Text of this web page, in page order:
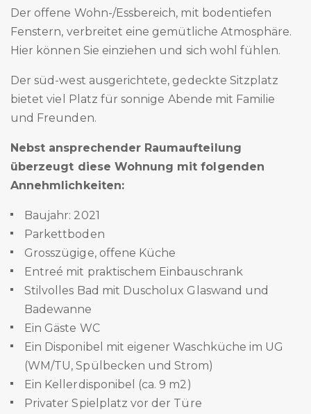
Der offene Wohn-/Essbereich, mit bodentiefen
Fenstern, verbreitet eine gemütliche Atmosphäre.
Hier können Sie einziehen und sich wohl fühlen.
Der süd-west ausgerichtete, gedeckte Sitzplatz
bietet viel Platz für sonnige Abende mit Familie
und Freunden.
Nebst ansprechender Raumaufteilung
überzeugt diese Wohnung mit folgenden
Annehmlichkeiten:
Baujahr: 2021
Parkettboden
Grosszügige, offene Küche
Entreé mit praktischem Einbauschrank
Stilvolles Bad mit Duscholux Glaswand und
Badewanne
Ein Gäste WC
Ein Disponibel mit eigener Waschküche im UG
(WM/TU, Spülbecken und Strom)
Ein Kellerdisponibel (ca. 9 m2)
Privater Spielplatz vor der Türe